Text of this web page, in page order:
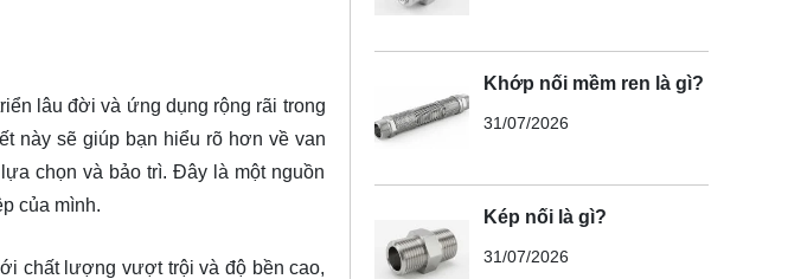
lâu đời và ứng dụng rộng rãi trong
này sẽ giúp bạn hiểu rõ hơn về van
chọn và bảo trì. Đây là một nguồn
của mình.
chất lượng vượt trội và độ bền cao,
Khớp nối mềm ren là gì?
31/07/2026
Kép nối là gì?
31/07/2026